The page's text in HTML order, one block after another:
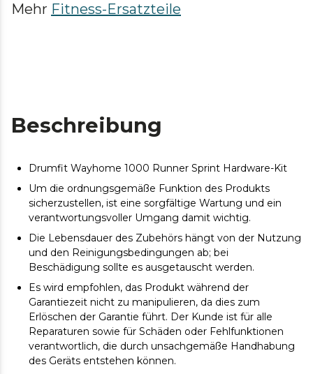
Mehr Fitness-Ersatzteile
Beschreibung
Drumfit Wayhome 1000 Runner Sprint Hardware-Kit
Um die ordnungsgemäße Funktion des Produkts
sicherzustellen, ist eine sorgfältige Wartung und ein
verantwortungsvoller Umgang damit wichtig.
Die Lebensdauer des Zubehörs hängt von der Nutzung
und den Reinigungsbedingungen ab; bei
Beschädigung sollte es ausgetauscht werden.
Es wird empfohlen, das Produkt während der
Garantiezeit nicht zu manipulieren, da dies zum
Erlöschen der Garantie führt. Der Kunde ist für alle
Reparaturen sowie für Schäden oder Fehlfunktionen
verantwortlich, die durch unsachgemäße Handhabung
des Geräts entstehen können.